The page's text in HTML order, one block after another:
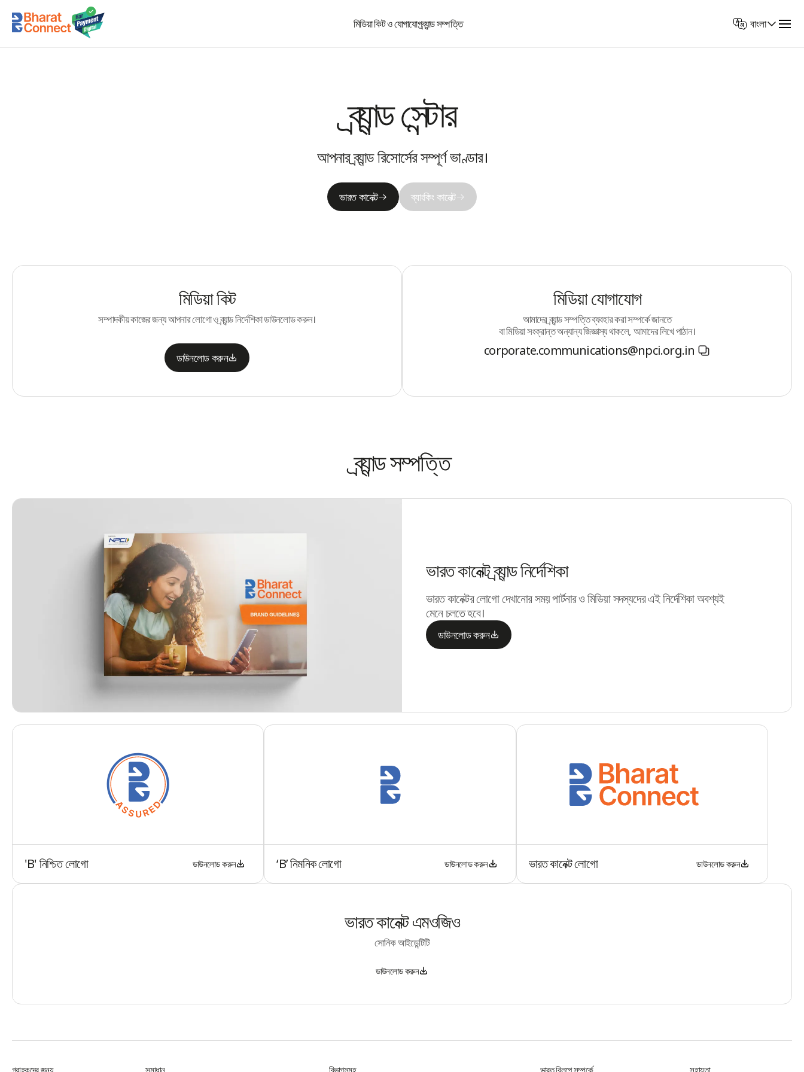
মিডিয়া কিট ও যোগাযোগব্র্যান্ড সম্পত্তি
Select
Language
বাংলা
ব্র্যান্ড সেন্টার
আপনার ব্র্যান্ড রিসোর্সের সম্পূর্ণ ভাণ্ডার।
ভারত কানেক্ট ব্যাংকিং কানেক্ট
মিডিয়া কিট
সম্পাদকীয় কাজের জন্য আপনার লোগো ও ব্র্যান্ড নির্দেশিকা ডাউনলোড করুন।
ডাউনলোড করুন
মিডিয়া যোগাযোগ
আমাদের ব্র্যান্ড সম্পত্তি ব্যবহার করা সম্পর্কে জানতে
বা মিডিয়া সংক্রান্ত অন্যান্য জিজ্ঞাস্য থাকলে, আমাদের লিখে পাঠান।
corporate.communications@npci.org.in
ব্র্যান্ড সম্পত্তি
ভারত কানেক্ট ব্র্যান্ড নির্দেশিকা
ভারত কানেক্টর লোগো দেখানোর সময় পার্টনার ও মিডিয়া সদস্যদের এই নির্দেশিকা অবশ্যই
মেনে চলতে হবে।
ডাউনলোড করুন
'B' নিশ্চিত লোগো ডাউনলোড করুন ‘B’ নিমনিক লোগো ডাউনলোড করুন ভারত কানেক্ট লোগো ডাউনলোড করুন
ভারত কানেক্ট এমওজিও
সোনিক আইডেন্টিটি
ডাউনলোড করুন
গ্রাহকদের জন্য সমাধান বিভাগসমূহ ভারত বিলপে সম্পর্কে সহায়তা